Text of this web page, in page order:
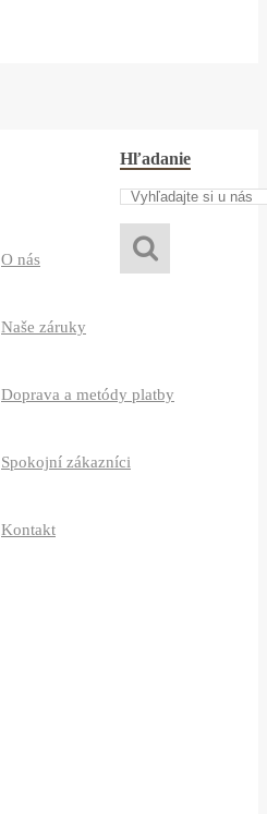
O nás
Naše záruky
Doprava a metódy platby
Spokojní zákazníci
Kontakt
Hľadanie